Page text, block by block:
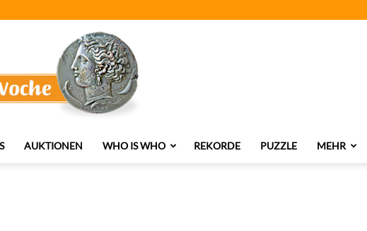
AUKTIONEN WHO IS WHO REKORDE PUZZLE MEHR